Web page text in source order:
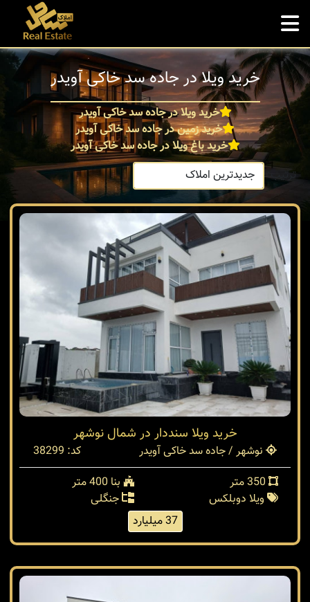
خرید ویلا در جاده سد خاکی آویدر
خرید ویلا در جاده سد خاکی آویدر
خرید زمین در جاده سد خاکی آویدر
خرید باغ ویلا در جاده سد خاکی آویدر
ترتیب:
خرید ویلا سنددار در شمال نوشهر
نوشهر / جاده سد خاکی آویدر
کد: 38299
بنا 400 متر
ویلا دوبلکس
جنگلی
37 میلیارد